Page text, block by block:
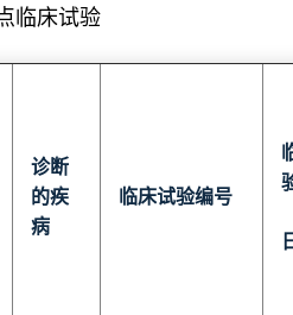
临床试验
诊断
的疾
病
临床试验编号